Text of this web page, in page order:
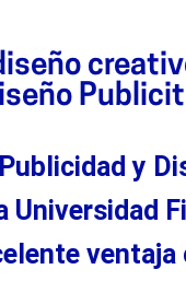
y
Universidad